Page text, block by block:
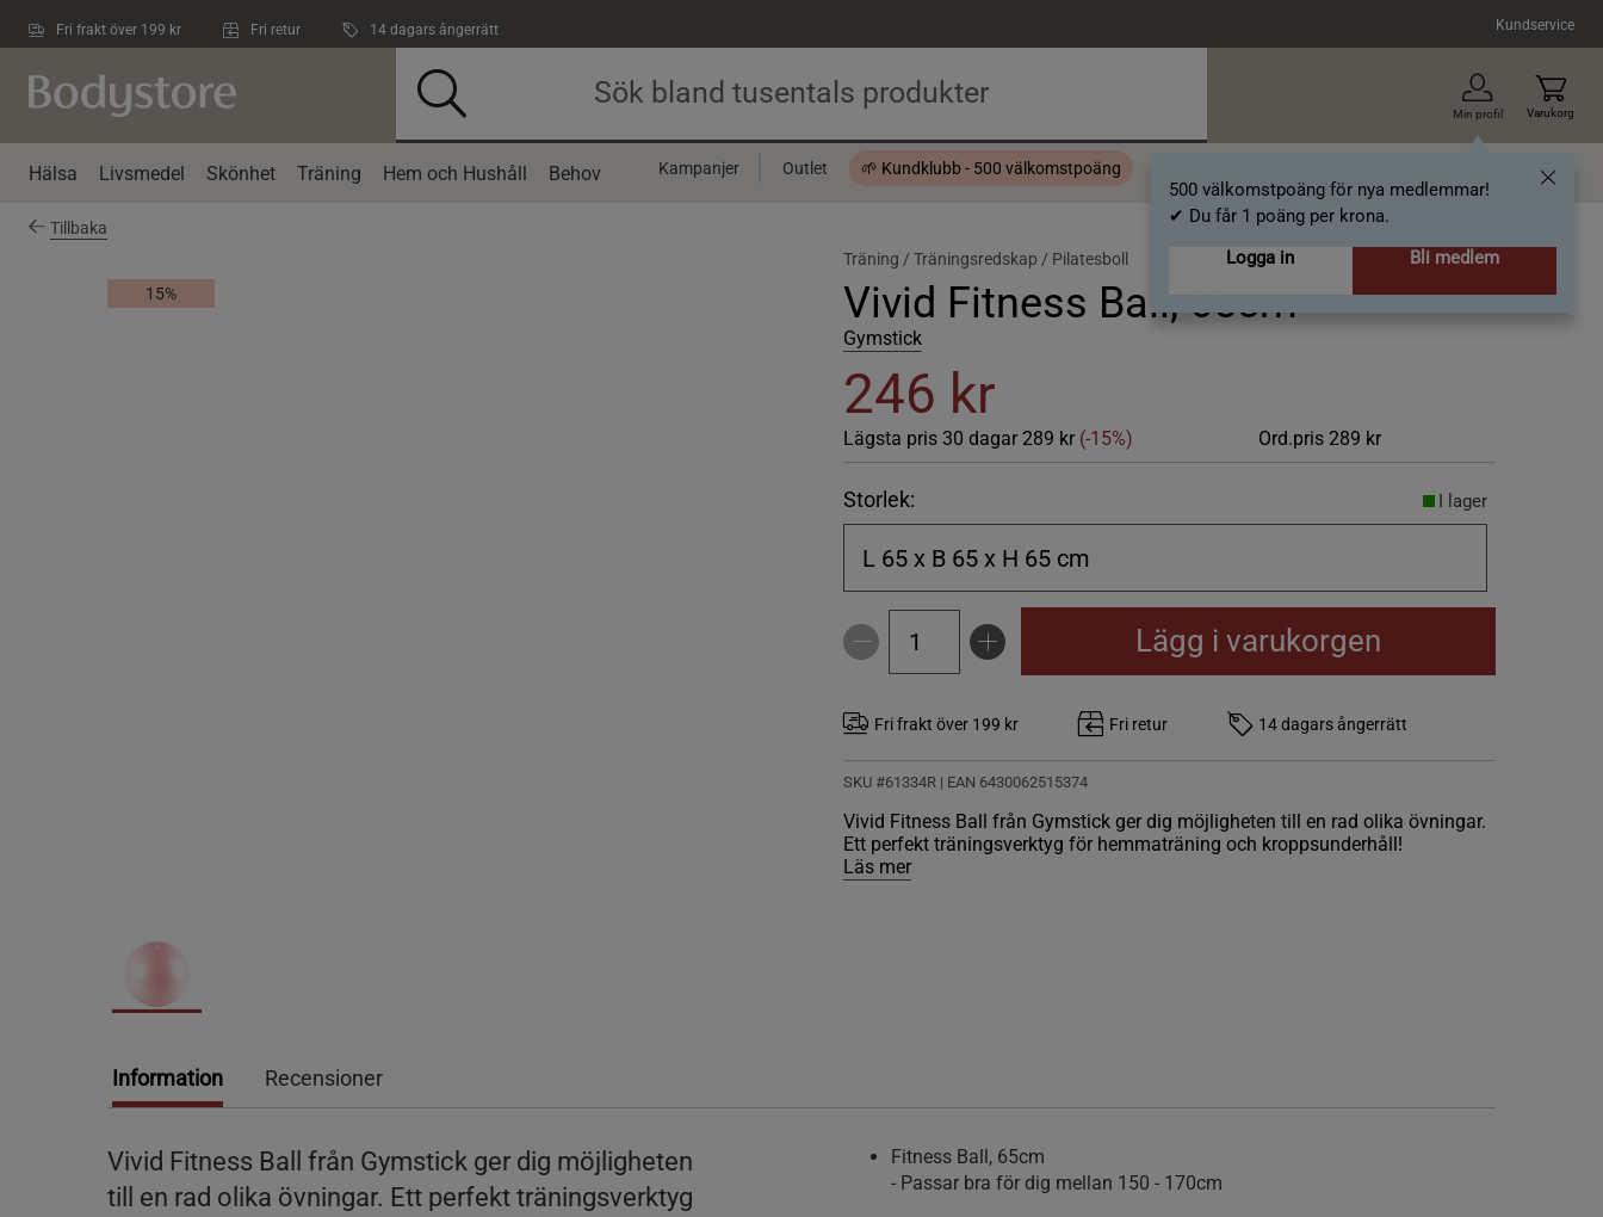
Fri frakt över 199 kr Fri retur 14 dagars ångerrätt Kundservice
Min profil
500 välkomstpoäng för nya medlemmar!
✔ Du får 1 poäng per krona.
Logga in
Bli medlem
Varukorg
Hälsa Livsmedel Skönhet Träning Hem och Hushåll Behov Kampanjer Outlet 🌱 Kundklubb - 500 välkomstpoäng
Tillbaka
15%
Träning / Träningsredskap / Pilatesboll
Vivid Fitness Ball, 65cm
Gymstick
246 kr
Lägsta pris 30 dagar 289 kr (-15%) Ord.pris 289 kr
Storlek: I lager
L 65 x B 65 x H 65 cm
Lägg i varukorgen
Fri frakt över 199 kr Fri retur 14 dagars ångerrätt
SKU #61334R | EAN 6430062515374
Vivid Fitness Ball från Gymstick ger dig möjligheten till en rad olika övningar.
Ett perfekt träningsverktyg för hemmaträning och kroppsunderhåll!
Läs mer
Information Recensioner
Vivid Fitness Ball från Gymstick ger dig möjligheten
till en rad olika övningar. Ett perfekt träningsverktyg
Fitness Ball, 65cm
- Passar bra för dig mellan 150 - 170cm